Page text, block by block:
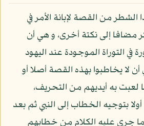
من القصة لإبانة الأمر في
مضافا إلى نكتة أخرى، و هي أن
في التوراة الموجودة عند اليهود
لا يخاطبوا بهذه القصة أصلا أو
لعبت به أيديهم من التحريف،
بتوجيه الخطاب إلى النبي ثم بعد
ما جرى عليه الكلام من خطابهم